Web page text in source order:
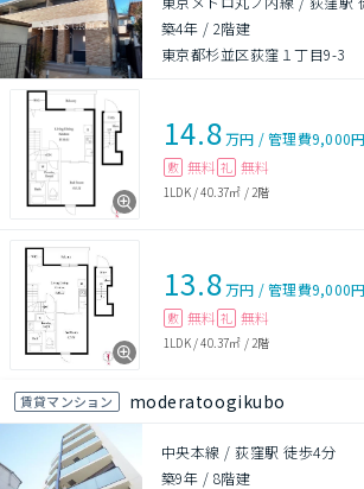
築4年 / 2階建
東京都杉並区荻窪１丁目9-3
14.8万円 /管理費9,000円
敷 無料 礼 無料
1LDK/40.37㎡ / 2階
13.8万円 /管理費9,000円
敷 無料 礼 無料
1LDK/40.37㎡ / 2階
賃貸マンション moderatoogikubo
中央本線 / 荻窪駅 徒歩4分
築9年 / 8階建